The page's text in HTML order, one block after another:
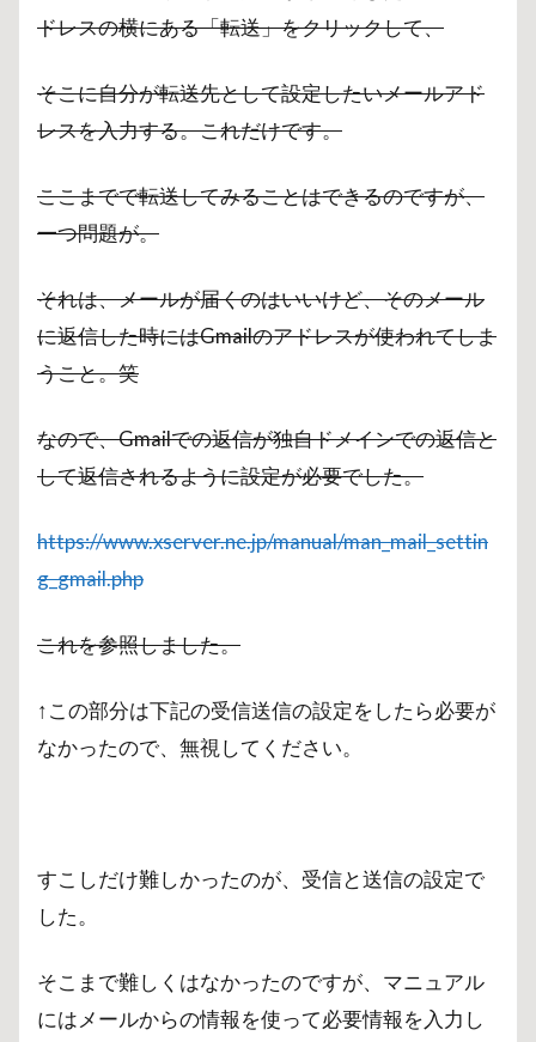
ドレスの横にある「転送」をクリックして、
そこに自分が転送先として設定したいメールアド
レスを入力する。これだけです。
ここまでで転送してみることはできるのですが、
一つ問題が。
それは、メールが届くのはいいけど、そのメール
に返信した時にはGmailのアドレスが使われてしま
うこと。笑
なので、Gmailでの返信が独自ドメインでの返信と
して返信されるように設定が必要でした。
https://www.xserver.ne.jp/manual/man_mail_settin
g_gmail.php
これを参照しました。
↑この部分は下記の受信送信の設定をしたら必要が
なかったので、無視してください。
すこしだけ難しかったのが、受信と送信の設定で
した。
そこまで難しくはなかったのですが、マニュアル
にはメールからの情報を使って必要情報を入力し